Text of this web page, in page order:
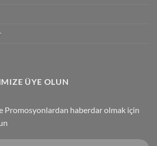
ÜYE OLUN
Promosyonlardan haberdar olmak için